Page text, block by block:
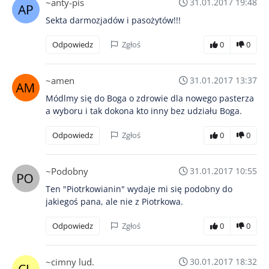
~anty-pis
31.01.2017 19:48
Sekta darmozjadów i pasożytów!!!
Odpowiedz Zgłoś 0 0
~amen
31.01.2017 13:37
Módlmy się do Boga o zdrowie dla nowego pasterza
a wyboru i tak dokona kto inny bez udziału Boga.
Odpowiedz Zgłoś 0 0
~Podobny
31.01.2017 10:55
Ten "Piotrkowianin" wydaje mi się podobny do
jakiegoś pana, ale nie z Piotrkowa.
Odpowiedz Zgłoś 0 0
~cimny lud. 30.01.2017 18:32